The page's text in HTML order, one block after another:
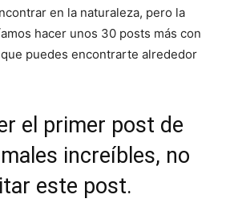
del
en la naturaleza, pero la
hacer unos 30 posts más con
puedes encontrarte alrededor
el primer post de
increíbles, no
este post.